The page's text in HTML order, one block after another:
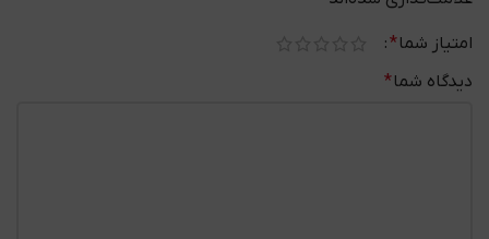
امتیاز شما*
دیدگاه شما*